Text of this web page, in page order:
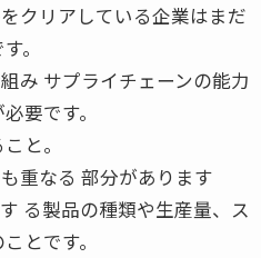
クリアしている企業はまだ
。
み サプライチェーンの能力
要です。
と。
重なる 部分があります
る製品の種類や生産量、ス
とです。